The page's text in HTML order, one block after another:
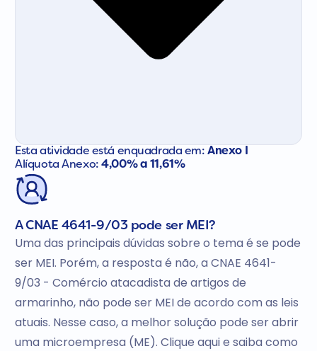
Esta atividade está enquadrada em:Anexo I
Alíquota Anexo:4,00% a 11,61%
A CNAE 4641-9/03 pode ser MEI?
Uma das principais dúvidas sobre o tema é se pode
ser MEI. Porém, a resposta é não, a CNAE 4641-
9/03 - Comércio atacadista de artigos de
armarinho, não pode ser MEI de acordo com as leis
atuais. Nesse caso, a melhor solução pode ser abrir
uma microempresa (ME). Clique aqui e saiba como